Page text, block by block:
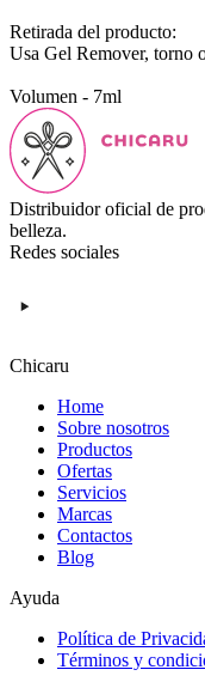
Retirada del producto:
Usa Gel Remover, torno
Volumen - 7ml
Distribuidor oficial de
belleza.
Redes sociales
Chicaru
Home
Sobre nosotros
Productos
Ofertas
Servicios
Marcas
Contactos
Blog
Ayuda
Política de
Términos y